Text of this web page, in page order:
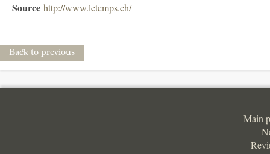
Source http://www.letemps.ch/
Back to previous
Main